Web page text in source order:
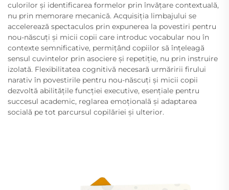
culorilor și identificarea formelor prin învățare contextuală,
nu prin memorare mecanică. Acquisiția limbajului se
accelerează spectaculos prin expunerea la povestiri pentru
nou-născuți și micii copii care introduc vocabular nou în
contexte semnificative, permițând copiilor să înțeleagă
sensul cuvintelor prin asociere și repetiție, nu prin instruire
izolată. Flexibilitatea cognitivă necesară urmăririi firului
narativ în povestirile pentru nou-născuți și micii copii
dezvoltă abilitățile funcției executive, esențiale pentru
succesul academic, reglarea emoțională și adaptarea
socială pe tot parcursul copilăriei și ulterior.